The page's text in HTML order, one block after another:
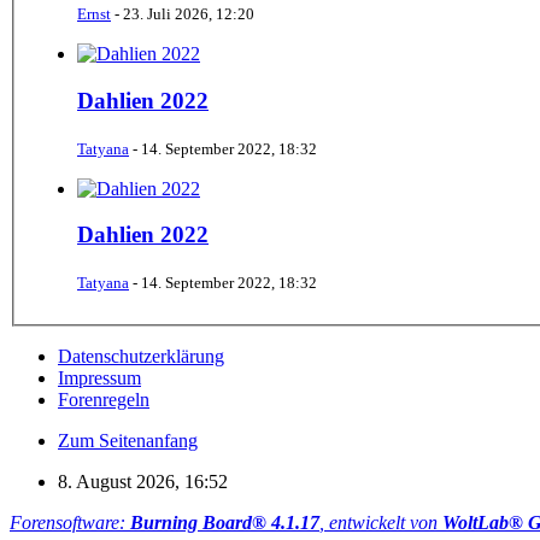
Ernst - 23. Juli 2026, 12:20
Dahlien 2022
Tatyana - 14. September 2022, 18:32
Dahlien 2022
Tatyana - 14. September 2022, 18:32
Datenschutzerklärung
Impressum
Forenregeln
Zum Seitenanfang
8. August 2026, 16:52
Forensoftware: Burning Board® 4.1.17, entwickelt von WoltLab®